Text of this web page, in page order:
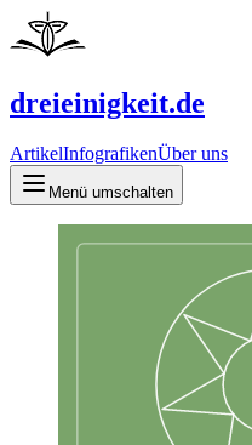
dreieinigkeit.de
ArtikelInfografikenÜber uns
Menü umschalten